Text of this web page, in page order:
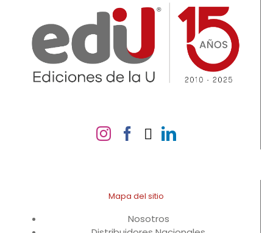
Mapa del sitio
Nosotros